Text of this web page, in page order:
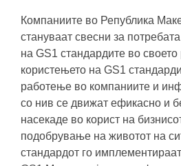
Компаниите во Република
стануваат свесни за
на GS1 стандардите во
користењето на GS1
работење во компаниите и
со нив се движат ефикасно и
насекаде во корист на
подобрување на животот на
стандардот го